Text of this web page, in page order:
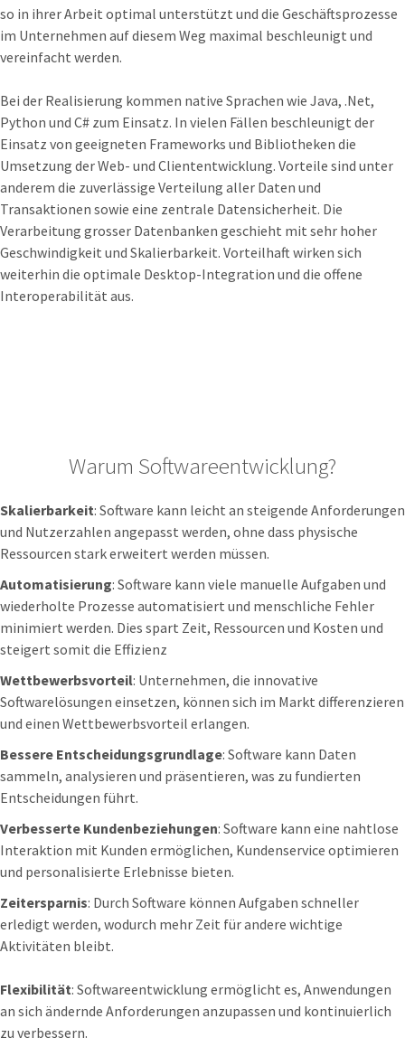
so in ihrer Arbeit optimal unterstützt und die Geschäftsprozesse
im Unternehmen auf diesem Weg maximal beschleunigt und
vereinfacht werden.
Bei der Realisierung kommen native Sprachen wie Java, .Net,
Python und C# zum Einsatz. In vielen Fällen beschleunigt der
Einsatz von geeigneten Frameworks und Bibliotheken die
Umsetzung der Web- und Cliententwicklung. Vorteile sind unter
anderem die zuverlässige Verteilung aller Daten und
Transaktionen sowie eine zentrale Datensicherheit. Die
Verarbeitung grosser Datenbanken geschieht mit sehr hoher
Geschwindigkeit und Skalierbarkeit. Vorteilhaft wirken sich
weiterhin die optimale Desktop-Integration und die offene
Interoperabilität aus.
Warum Softwareentwicklung?
Skalierbarkeit: Software kann leicht an steigende Anforderungen
und Nutzerzahlen angepasst werden, ohne dass physische
Ressourcen stark erweitert werden müssen.
Automatisierung: Software kann viele manuelle Aufgaben und
wiederholte Prozesse automatisiert und menschliche Fehler
minimiert werden. Dies spart Zeit, Ressourcen und Kosten und
steigert somit die Effizienz
Wettbewerbsvorteil: Unternehmen, die innovative
Softwarelösungen einsetzen, können sich im Markt differenzieren
und einen Wettbewerbsvorteil erlangen.
Bessere Entscheidungsgrundlage: Software kann Daten
sammeln, analysieren und präsentieren, was zu fundierten
Entscheidungen führt.
Verbesserte Kundenbeziehungen: Software kann eine nahtlose
Interaktion mit Kunden ermöglichen, Kundenservice optimieren
und personalisierte Erlebnisse bieten.
Zeitersparnis: Durch Software können Aufgaben schneller
erledigt werden, wodurch mehr Zeit für andere wichtige
Aktivitäten bleibt.
Flexibilität: Softwareentwicklung ermöglicht es, Anwendungen
an sich ändernde Anforderungen anzupassen und kontinuierlich
zu verbessern.